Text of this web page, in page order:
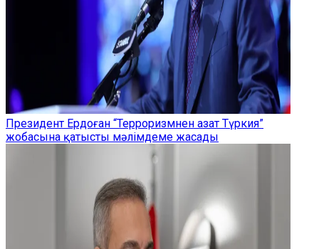
Президент Ердоған “Терроризмнен азат Түркия”
жобасына қатысты мәлімдеме жасады